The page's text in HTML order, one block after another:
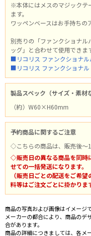
※本体にはメスのマジックテ
ます。
ワッペンベースはお手持ちの
別売りの「ファンクショナ
ッグ」と合わせて使用できま
■リコリス ファンクショナル
■リコリス ファンクショナル
製品スペック（サイズ・素材
（約）W60×H60mm
予約商品に関するご注意
◇こちらの商品は、販売後～
◇販売日の異なる商品を同時
せての一括発送になります。
（販売日ごとの配送をご希
料等はご注文ごとに掛かりま
商品の写真および画像はイメージ
メーカーの都合により、商品のデ
合があります。
商品の詳細につきましては、各メ